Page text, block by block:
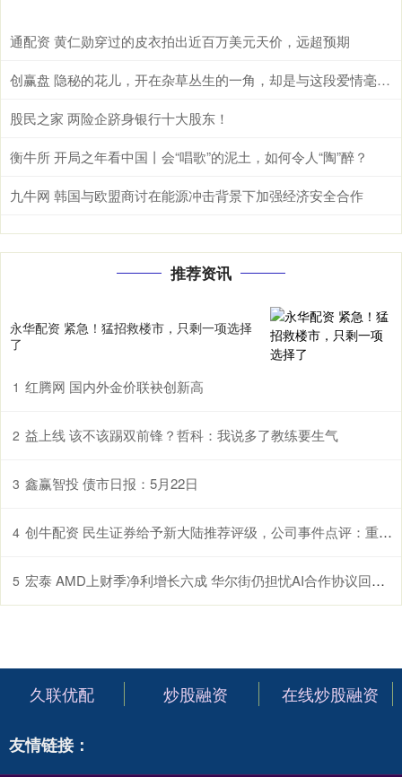
通配资 黄仁勋穿过的皮衣拍出近百万美元天价，远超预期
创赢盘 隐秘的花儿，开在杂草丛生的一角，却是与这段爱情毫不相干的路人
股民之家 两险企跻身银行十大股东！
衡牛所 开局之年看中国丨会“唱歌”的泥土，如何令人“陶”醉？
九牛网 韩国与欧盟商讨在能源冲击背景下加强经济安全合作
推荐资讯
永华配资 紧急！猛招救楼市，只剩一项选择
了
1 红腾网 国内外金价联袂创新高
2 益上线 该不该踢双前锋？哲科：我说多了教练要生气
3 鑫赢智投 债市日报：5月22日
4 创牛配资 民生证券给予新大陆推荐评级，公司事件点评：重磅政策落地，“网证”龙头扬帆起航
5 宏泰 AMD上财季净利增长六成 华尔街仍担忧AI合作协议回报速度
久联优配 炒股融资 在线炒股融资
友情链接：